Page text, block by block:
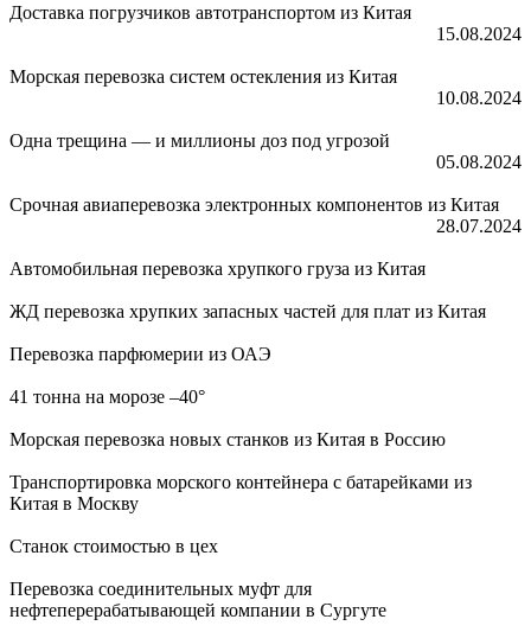
Доставка погрузчиков автотранспортом из Китая
15.08.2024
Морская перевозка систем остекления из Китая
10.08.2024
Одна трещина — и миллионы доз под угрозой
05.08.2024
Срочная авиаперевозка электронных компонентов из Китая
28.07.2024
Автомобильная перевозка хрупкого груза из Китая
ЖД перевозка хрупких запасных частей для плат из Китая
Перевозка парфюмерии из ОАЭ
41 тонна на морозе –40°
Морская перевозка новых станков из Китая в Россию
Транспортировка морского контейнера с батарейками из
Китая в Москву
Станок стоимостью в цех
Перевозка соединительных муфт для
нефтеперерабатывающей компании в Сургуте